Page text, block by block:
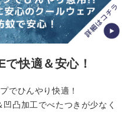
快適＆安心！
でひんやり快適！
凸加工でべたつきが少なく